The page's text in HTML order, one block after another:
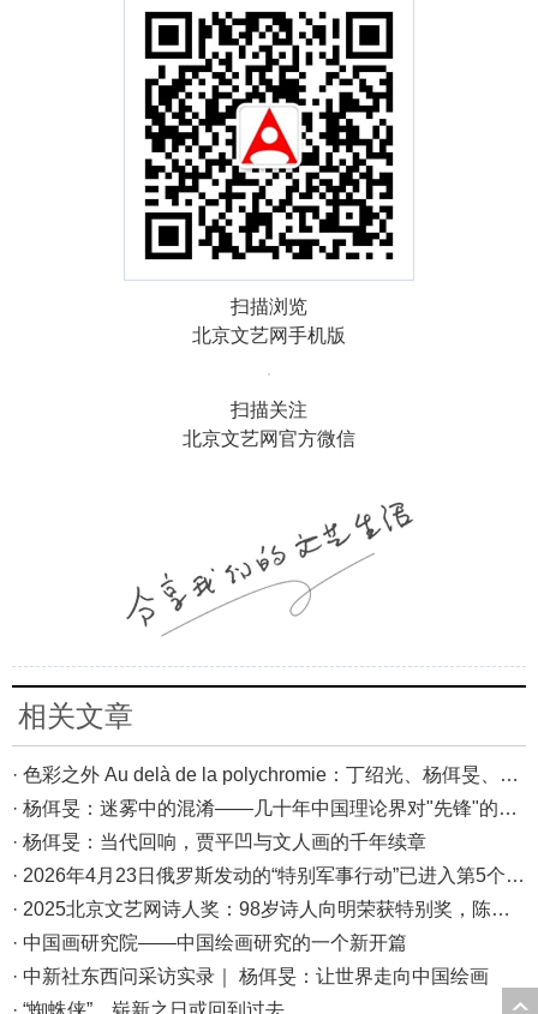
扫描浏览
北京文艺网手机版
扫描关注
北京文艺网官方微信
相关文章
· 色彩之外 Au delà de la polychromie：丁绍光、杨佴旻、Alain Cardenas·Castro巴黎展
· 杨佴旻：迷雾中的混淆——几十年中国理论界对"先锋"的误读，对创作的误导
· 杨佴旻：当代回响，贾平凹与文人画的千年续章
· 2026年4月23日俄罗斯发动的“特别军事行动”已进入第5个年头，俄乌局势最新综述
· 2025北京文艺网诗人奖：98岁诗人向明荣获特别奖，陈东东荣获诗人奖，茱萸荣获年度诗人奖！
· 中国画研究院——中国绘画研究的一个新开篇
· 中新社东西问采访实录｜ 杨佴旻：让世界走向中国绘画
· “蜘蛛侠”，崭新之日或回到过去